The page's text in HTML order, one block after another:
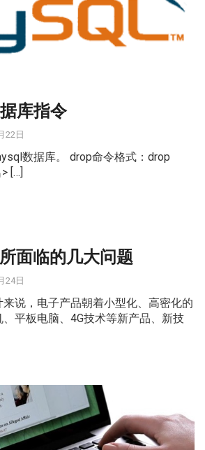
库指令
22日
数据库。 drop命令格式：drop
[…]
面临的几大问题
24日
说，电子产品朝着小型化、高密化的
平板电脑、4G技术等新产品、新技